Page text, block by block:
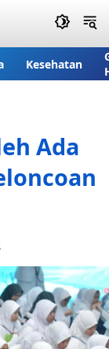
Kesehatan
Ada